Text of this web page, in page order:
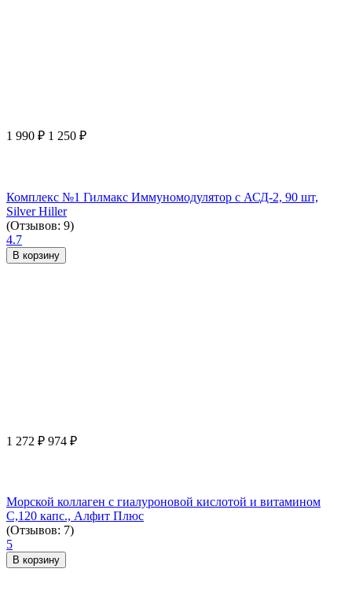
1 990 ₽ 1 250 ₽
Комплекс №1 Гилмакс Иммуномодулятор с АСД-2, 90 шт,
Silver Hiller
(Отзывов: 9)
4.7
В корзину
1 272 ₽ 974 ₽
Морской коллаген с гиалуроновой кислотой и витамином
С,120 капс., Алфит Плюс
(Отзывов: 7)
5
В корзину